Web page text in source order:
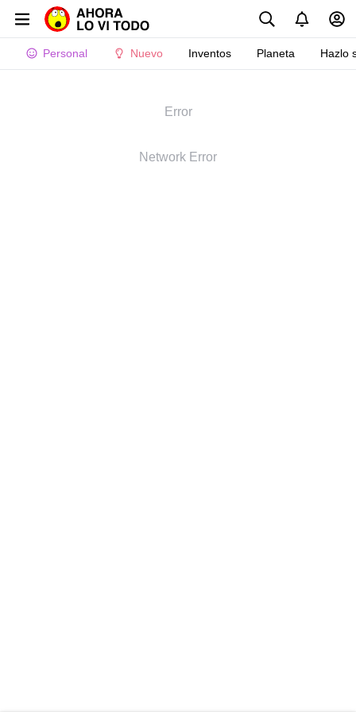
Personal Nuevo Inventos Planeta Hazlo
Error
Network Error